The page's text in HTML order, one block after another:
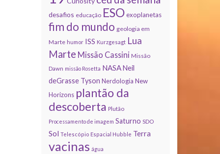
desafios educação ESO exoplanetas
fim do mundo geologia em
Marte humor ISS Kurzgesagt Lua
Marte Missão Cassini Missão
Dawn missão Rosetta NASA Neil
deGrasse Tyson Nerdologia New
Horizons plantão da
descoberta Plutão
Processamento de imagem Saturno SDO
Sol Telescópio Espacial Hubble Terra
vacinas água